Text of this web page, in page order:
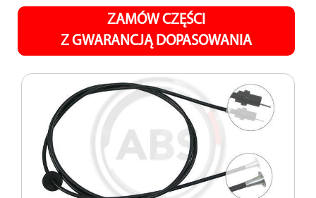
ZAMÓW CZĘŚCI
Z GWARANCJĄ DOPASOWANIA